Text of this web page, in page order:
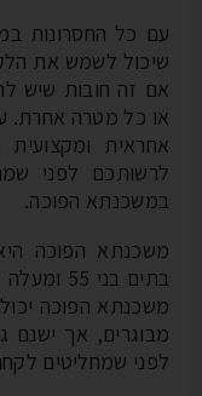
כל החסרונות
לשמש את הלקוחות
זה חובות שיש להחזיר,
כל מטרה אחרת. עדיין
ומקצועית
לפני
הפוכה.
הפוכה היא
בתים בני 55
הפוכה יכולה
אך ישנם גם
שמחליטים לקחת